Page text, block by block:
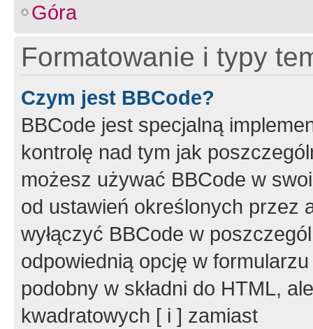
Góra
Formatowanie i typy
Czym jest BBCode?
BBCode jest specjalną
kontrolę nad tym jak
możesz używać BBCode w
od ustawień określonych przez
wyłączyć BBCode w
odpowiednią opcję w
podobny w składni do HTML,
kwadratowych [ i ] zamiast